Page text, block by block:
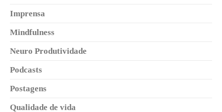
Imprensa
Mindfulness
Neuro Produtividade
Podcasts
Postagens
Qualidade de vida